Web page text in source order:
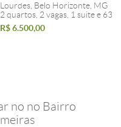
Lourdes, Belo Horizonte, MG
2 quartos, 2 vagas, 1 suite e
R$ 6.500,00
no no Bairro